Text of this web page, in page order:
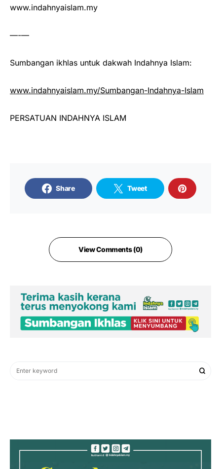
www.indahnyaislam.my
—-—
Sumbangan ikhlas untuk dakwah Indahnya Islam:
www.indahnyaislam.my/Sumbangan-Indahnya-Islam
PERSATUAN INDAHNYA ISLAM
Share Tweet
View Comments (0)